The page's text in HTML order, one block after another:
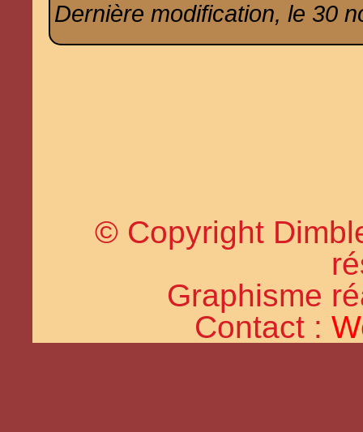
Dernière modification, le 30
© Copyright
Graphisme
Contact :